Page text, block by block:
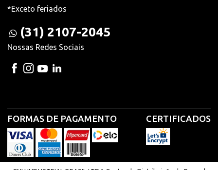
*Exceto feriados
(31) 2107-2045
Nossas Redes Sociais
FORMAS DE PAGAMENTO CERTIFICADOS